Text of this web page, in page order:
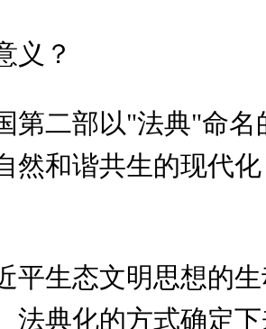
义？
第二部以"法典"命
然和谐共生的现代
平生态文明思想的
典化的方式确定